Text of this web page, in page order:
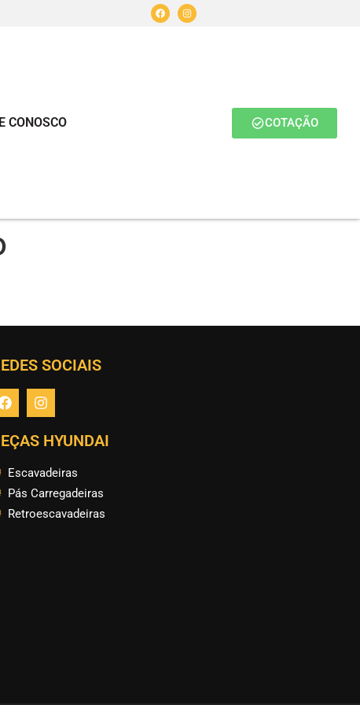
CONOSCO COTAÇÃO
SOCIAIS
HYUNDAI
Escavadeiras
Pás Carregadeiras
Retroescavadeiras